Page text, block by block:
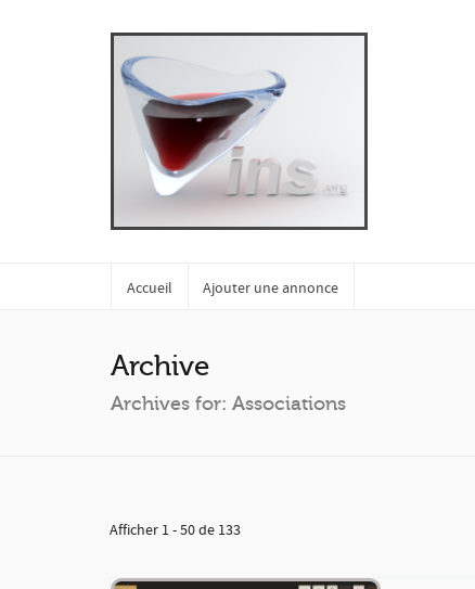
Accueil Ajouter une annonce
Archive
Archives for: Associations
Afficher 1 - 50 de 133